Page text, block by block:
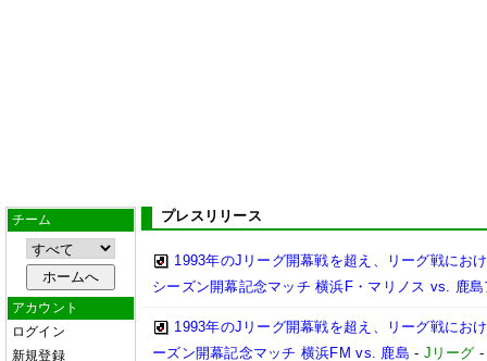
チーム
アカウント
ログイン
新規登録
プレスリリース
1993年のJリーグ開幕戦を超え、リーグ戦にお
シーズン開幕記念マッチ 横浜F・マリノス vs. 鹿
1993年のJリーグ開幕戦を超え、リーグ戦にお
ーズン開幕記念マッチ 横浜FM vs. 鹿島 - Jリーグ